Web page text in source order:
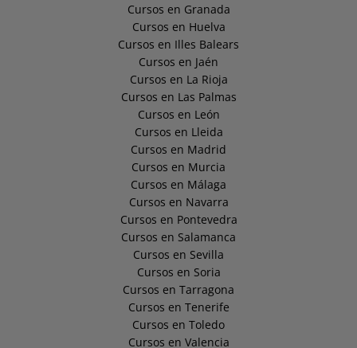
Cursos en Granada
Cursos en Huelva
Cursos en Illes Balears
Cursos en Jaén
Cursos en La Rioja
Cursos en Las Palmas
Cursos en León
Cursos en Lleida
Cursos en Madrid
Cursos en Murcia
Cursos en Málaga
Cursos en Navarra
Cursos en Pontevedra
Cursos en Salamanca
Cursos en Sevilla
Cursos en Soria
Cursos en Tarragona
Cursos en Tenerife
Cursos en Toledo
Cursos en Valencia